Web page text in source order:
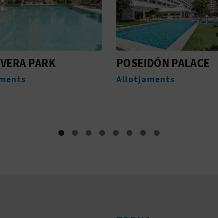
PALACE POSEIDON
Allotjaments